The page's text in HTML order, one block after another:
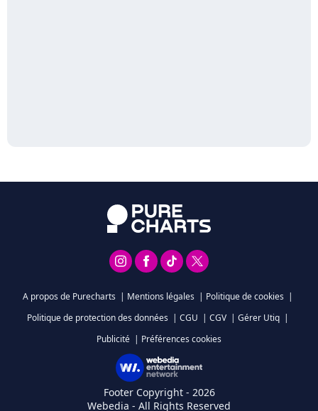
A propos de Purecharts | Mentions légales | Politique de cookies |
Politique de protection des données | CGU | CGV | Gérer Utiq |
Publicité | Préférences cookies
Footer Copyright - 2026
Webedia - All Rights Reserved